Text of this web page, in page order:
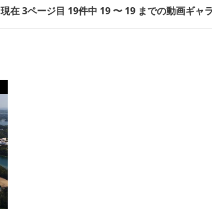
現在 3ページ目 19件中 19 〜 19 までの動画ギャ